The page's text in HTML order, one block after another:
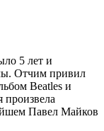
5 лет и
Отчим привил
Beatles и
произвела
Павел Майков